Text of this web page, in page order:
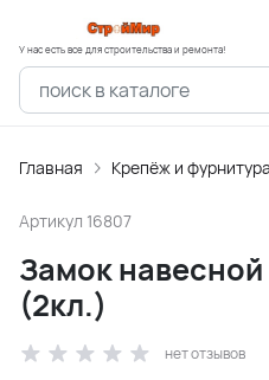
У нас есть все для строительства и ремонта!
Главная Крепёж и фурнитура
Артикул 16807
Замок
(2кл.)
нет отзывов